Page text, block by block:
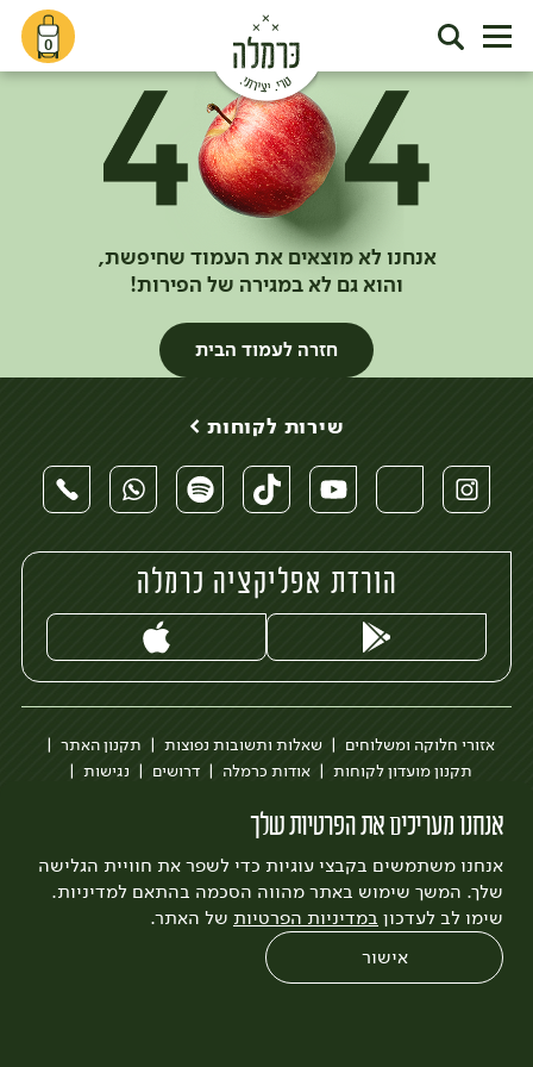
0
אנחנו לא מוצאים את העמוד שחיפשת,
והוא גם לא במגירה של הפירות!
חזרה לעמוד הבית
אנחנו מעריכים את הפרטיות שלך
אנחנו משתמשים בקבצי עוגיות כדי לשפר את חוויית הגלישה
שלך. המשך שימוש באתר מהווה הסכמה בהתאם למדיניות.
שימו לב לעדכון במדיניות הפרטיות של האתר.
אישור
שירות לקוחות >
הורדת אפליקציה כרמלה
אזורי חלוקה ומשלוחים שאלות ותשובות נפוצות
תקנון האתר
תקנון מועדון לקוחות
אודות כרמלה דרושים
נגישות
לצפייה בעדכון מדיניות פרטיות
עיצוב:3bears פיתוח:Quatro